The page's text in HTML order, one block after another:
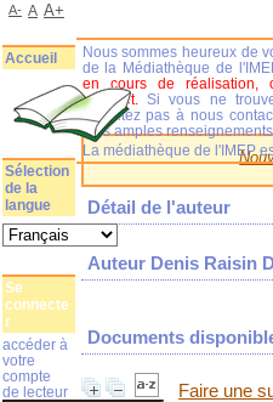
Détail de l'auteur
Auteur Denis Raisin
Documents
Faire une
Nous sommes heureux de
de la Médiathèque de
en cours de réalisation,
complet.
Si vous ne
n'hésitez pas à nous
plus amples
La médiathèque de l'IMEP
A- A A+
Accueil
Sélection
de la
langue
Se
connecte
r
accéder à
votre
compte
de lecteur